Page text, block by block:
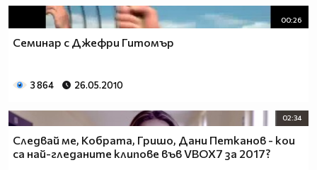
00:26
Семинар с Джефри Гитомър
3 864 26.05.2010
02:34
Следвай ме, Кобрата, Гришо, Дани Петканов - кои
са най-гледaните клипове във VBOX7 за 2017?